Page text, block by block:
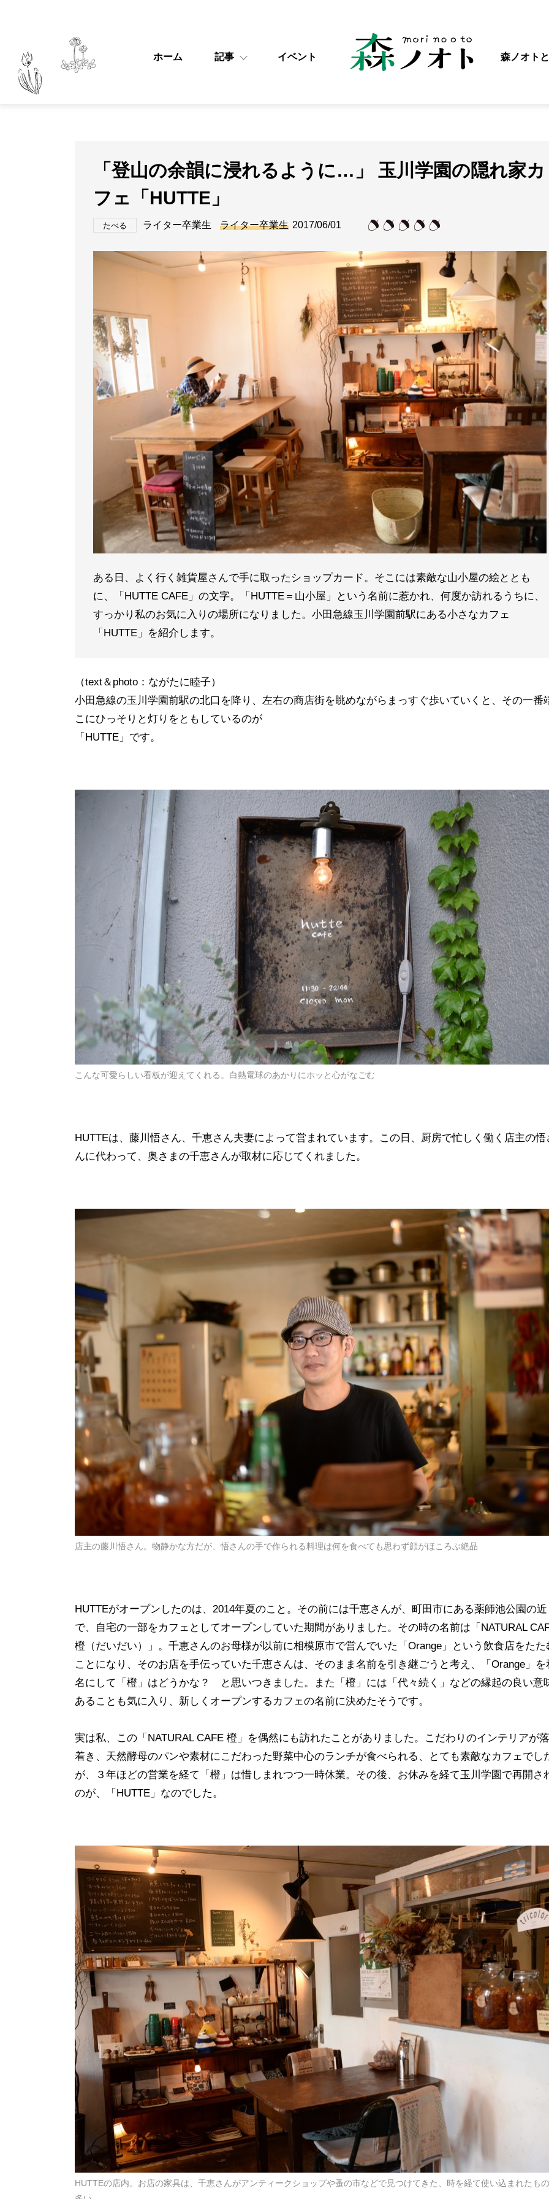
ホーム 記事 イベント 森ノオト
「登山の余韻に浸れるように…」 玉川学園の隠れ家カ
フェ「HUTTE」
たべる ライター卒業生 ライター卒業生 2017/06/01
ある日、よく行く雑貨屋さんで手に取ったショップカード。そこには素敵な山小屋の絵ととも
に、「HUTTE CAFE」の文字。「HUTTE＝山小屋」という名前に惹かれ、何度か訪れるうちに、
すっかり私のお気に入りの場所になりました。小田急線玉川学園前駅にある小さなカフェ
「HUTTE」を紹介します。
（text＆photo：ながたに睦子）
小田急線の玉川学園前駅の北口を降り、左右の商店街を眺めながらまっすぐ歩いていくと、その一番
こにひっそりと灯りをともしているのが
「 HUTTE 」です。
こんな可愛らしい看板が迎えてくれる。白熱電球のあかりにホッと心がなごむ
HUTTEは、藤川悟さん、千恵さん夫妻によって営まれています。この日、厨房で忙しく働く店主の悟
んに代わって、奥さまの千恵さんが取材に応じてくれました。
店主の藤川悟さん。物静かな方だが、悟さんの手で作られる料理は何を食べても思わず顔がほころぶ絶品
HUTTEがオープンしたのは、 2014年夏のこと。その前には千恵さんが、町田市にある薬師池公園の
で、自宅の一部をカフェとしてオープンしていた期間がありました。その時の名前は「 NATURAL
橙（だいだい）」。千恵さんのお母様が以前に相模原市で営んでいた「 Orange 」という飲食店をたた
ことになり、そのお店を手伝っていた千恵さんは、そのまま名前を引き継ごうと考え、「 Orange 」
名にして「橙」はどうかな？ と思いつきました。また「橙」には「代々続く」などの縁起の良い意
あることも気に入り、新しくオープンするカフェの名前に決めたそうです。
実は私、この「 NATURAL CAFE 橙」を偶然にも訪れたことがありました。こだわりのインテリアが
着き、天然酵母のパンや素材にこだわった野菜中心のランチが食べられる、とても素敵なカフェでし
が、３年ほどの営業を経て「橙」は惜しまれつつ一時休業。その後、お休みを経て玉川学園で再開さ
のが、「 HUTTE 」なのでした。
HUTTEの店内。お店の家具は、千恵さんがアンティークショップや蚤の市などで見つけてきた、時を経て使い込まれたも